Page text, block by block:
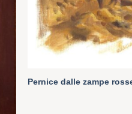
Pernice dalle zampe